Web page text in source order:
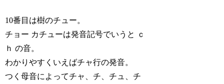
10番目は樹のチュー。
チョー カチューは発音記号でいうと ｃ
ｈ の音。
わかりやすくいえばチャ行の発音。
つく母音によってチャ、チ、チュ、チ